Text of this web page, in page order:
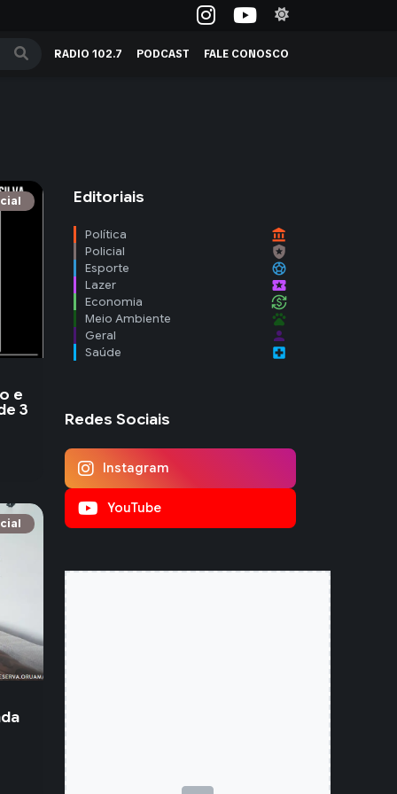
RADIO 102.7 PODCAST FALE CONOSCO
e
3
Editoriais
Política account_balance
Policial local_police
Esporte sports_soccer
Lazer local_activity
Economia currency_exchange
Meio Ambiente pets
Geral person
Saúde local_hospital
Redes Sociais
Instagram
YouTube